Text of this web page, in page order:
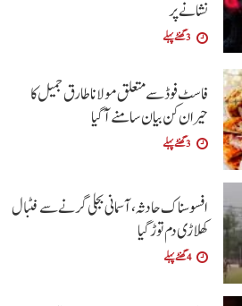
نشانے پر
3 گھنٹے پہلے
فاسٹ فوڈ سے متعلق مولانا طارق جمیل کا
حیران کن بیان سامنے آگیا
3 گھنٹے پہلے
افسوسناک حادثہ، آسمانی بجلی گرنے سے فٹبال
کھلاڑی دم توڑ گیا
4 گھنٹے پہلے